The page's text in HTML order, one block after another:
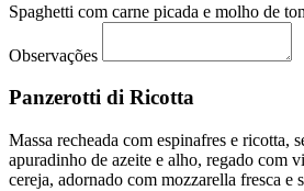
Spaghetti com carne picada e molho de
Observações
Panzerotti di Ricotta
Massa recheada com espinafres e ricotta,
apuradinho de azeite e alho, regado com
cereja, adornado com mozzarella fresca e